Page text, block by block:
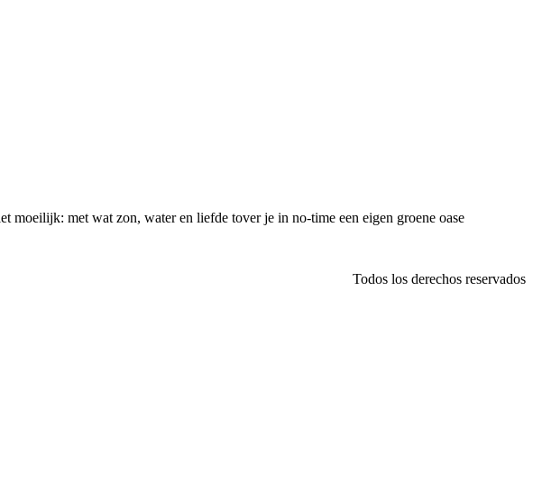
met wat zon, water en liefde tover je in no-time een eigen groene oase
Todos los derechos reservados